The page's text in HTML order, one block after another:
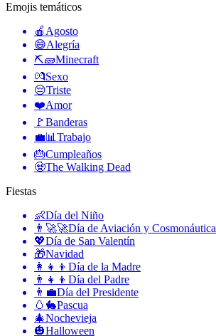
Emojis temáticos
🍎 Agosto
😄Alegría
⛏🧱Minecraft
💏Sexo
😔Triste
❤️Amor
🚩Banderas
💼📊 Trabajo
🎂Cumpleaños
🧟The Walking Dead
Fiestas
👶Día del Niño
👨‍🚀🚀Día de Aviación y Cosmonáutica
💖Día de San Valentín
🎁Navidad
👩‍👧‍👦 Día de la Madre
👨‍👧‍👦 Día del Padre
👨‍💼Día del Presidente
🥚🐇Pascua
🎄Nochevieja
🎃Halloween